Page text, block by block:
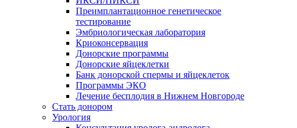
Преимплантационное генетическое
тестирование
Эмбриологическая лаборатория
Криоконсервация
Донорские программы
Донорские яйцеклетки
Банк донорской спермы и яйцеклеток
Программы ЭКО
Лечение бесплодия в Нижнем Новгороде
Стать донором
Урология